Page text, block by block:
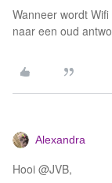
Wanneer wordt
naar een oud
Alexandra
Hooi @JVB,